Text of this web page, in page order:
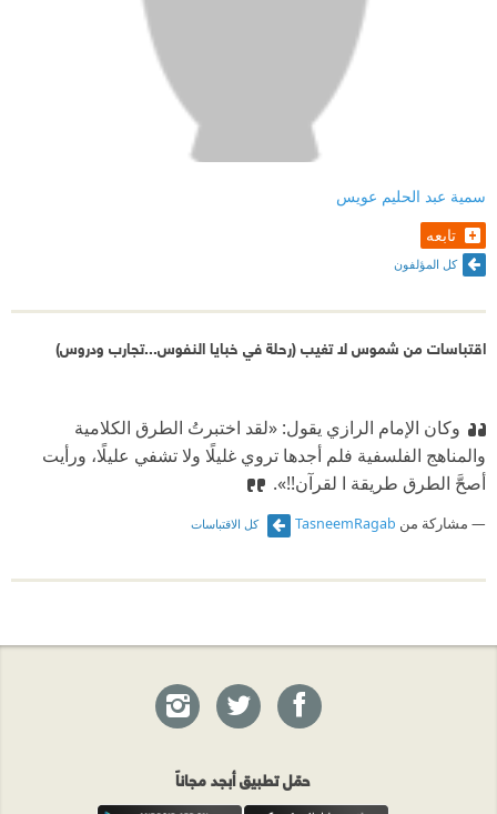
سمية عبد الحليم عويس
تابعه
كل المؤلفون
اقتباسات من شموس لا تغيب (رحلة في خبايا النفوس...تجارب ودروس)
وكان الإمام الرازي يقول: ‫ «لقد اختبرتُ الطرق الكلامية
والمناهج الفلسفية فلم أجدها تروي غليلًا ولا تشفي عليلًا، ورأيت
أصحَّ الطرق طريقة ا لقرآن!!».
مشاركة من TasneemRagab كل الاقتباسات
حمّل تطبيق أبجد مجاناً